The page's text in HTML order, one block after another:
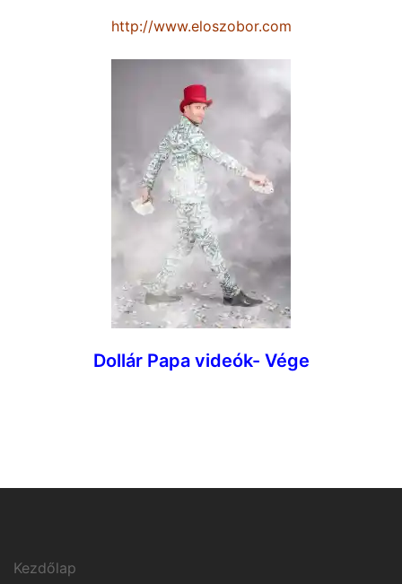
http://www.eloszobor.com
Dollár Papa videók- Vége
Kezdőlap